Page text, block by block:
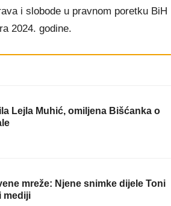
i slobode u pravnom poretku BiH
2024. godine.
Lejla Muhić, omiljena Bišćanka o
mreže: Njene snimke dijele Toni
mediji